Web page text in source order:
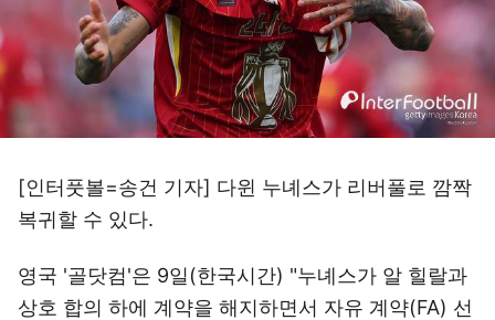
[인터풋볼=송건 기자] 다윈 누녜스가 리버풀로 깜짝
복귀할 수 있다.
영국 '골닷컴'은 9일(한국시간) "누녜스가 알 힐랄과
상호 합의 하에 계약을 해지하면서 자유 계약(FA) 선